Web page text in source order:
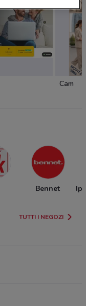
Cam
Bennet
TUTTI I NEGOZI